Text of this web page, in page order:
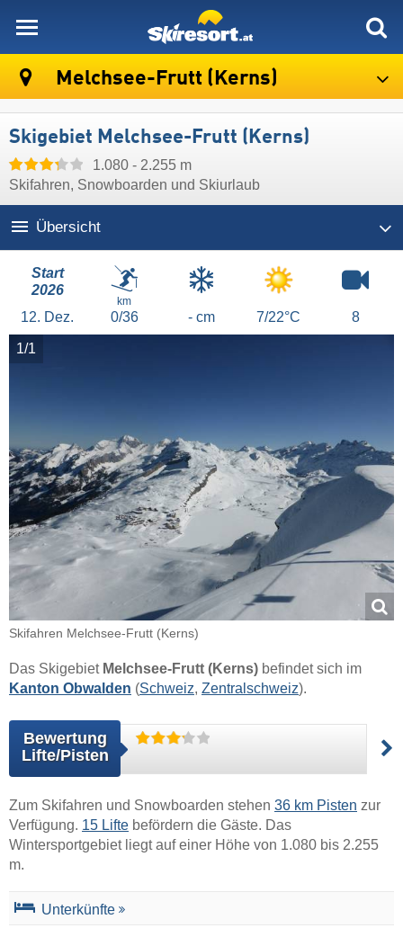
Melchsee-Frutt (Kerns)
Skigebiet Melchsee-Frutt (Kerns)
1.080 - 2.255 m
Skifahren, Snowboarden und Skiurlaub
Übersicht
Start
2026
12. Dez.
km
0/36 - cm 7/22°C 8
1/1
Skifahren Melchsee-Frutt (Kerns)
Das Skigebiet Melchsee-Frutt (Kerns) befindet sich im
Kanton Obwalden (Schweiz, Zentralschweiz).
Bewertung
Lifte/Pisten
Zum Skifahren und Snowboarden stehen 36 km Pisten zur
Verfügung. 15 Lifte befördern die Gäste. Das
Wintersportgebiet liegt auf einer Höhe von 1.080 bis 2.255
m.
Unterkünfte